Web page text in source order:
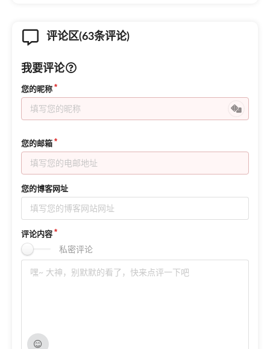
评论区(63条评论)
我要评论
您的昵称
您的邮箱
您的博客网址
评论内容
私密评论